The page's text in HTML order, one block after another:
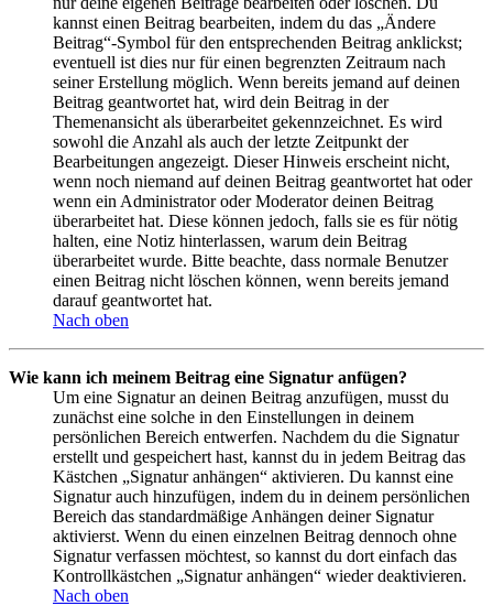
kannst einen Beitrag bearbeiten, indem du das „Ändere
Beitrag“-Symbol für den entsprechenden Beitrag anklickst;
eventuell ist dies nur für einen begrenzten Zeitraum nach
seiner Erstellung möglich. Wenn bereits jemand auf deinen
Beitrag geantwortet hat, wird dein Beitrag in der
Themenansicht als überarbeitet gekennzeichnet. Es wird
sowohl die Anzahl als auch der letzte Zeitpunkt der
Bearbeitungen angezeigt. Dieser Hinweis erscheint nicht,
wenn noch niemand auf deinen Beitrag geantwortet hat oder
wenn ein Administrator oder Moderator deinen Beitrag
überarbeitet hat. Diese können jedoch, falls sie es für nötig
halten, eine Notiz hinterlassen, warum dein Beitrag
überarbeitet wurde. Bitte beachte, dass normale Benutzer
einen Beitrag nicht löschen können, wenn bereits jemand
darauf geantwortet hat.
Nach oben
Wie kann ich meinem Beitrag eine Signatur anfügen?
Um eine Signatur an deinen Beitrag anzufügen, musst du
zunächst eine solche in den Einstellungen in deinem
persönlichen Bereich entwerfen. Nachdem du die Signatur
erstellt und gespeichert hast, kannst du in jedem Beitrag das
Kästchen „Signatur anhängen“ aktivieren. Du kannst eine
Signatur auch hinzufügen, indem du in deinem persönlichen
Bereich das standardmäßige Anhängen deiner Signatur
aktivierst. Wenn du einen einzelnen Beitrag dennoch ohne
Signatur verfassen möchtest, so kannst du dort einfach das
Kontrollkästchen „Signatur anhängen“ wieder deaktivieren.
Nach oben